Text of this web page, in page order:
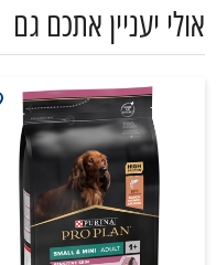
אולי יעניין אתכם גם